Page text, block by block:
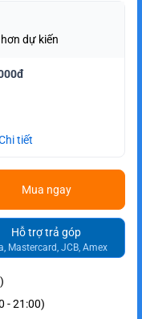
dự kiến
tiết
Mua ngay
Hỗ trợ trả góp
Mastercard, JCB, Amex
- 21:00)